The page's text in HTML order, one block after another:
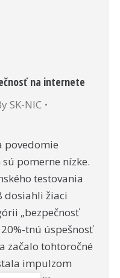
na internete
SK-NIC
povedomie
pomerne nízke.
testovania
dosiahli žiaci
„bezpečnosť
tnú úspešnosť
začalo tohtoročné
impulzom